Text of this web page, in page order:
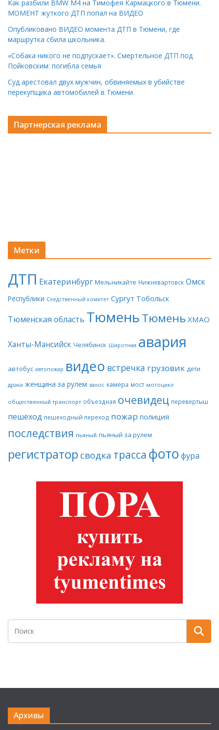
Как разбили BMW M4 на Тимофея Кармацкого в Тюмени.
МОМЕНТ жуткого ДТП попал на ВИДЕО
Опубликовано ВИДЕО момента ДТП в Тюмени, где
маршрутка сбила школьника.
«Собака никого не подпускает». Смертельное ДТП под
Пойковским: погибла семья
Суд арестовал двух мужчин, обвиняемых в убийстве
перекупщика автомобилей в Тюмени
Партнерская реклама
Метки
ДТП Екатеринбург Мельникайте Нижневартовск Омск
Республики Следственный комитет Сургут Тобольск
Тюменская область ТюменьТюмень ХМАО
Ханты-Мансийск Челябинск Широтная авария
автобус автопожар видео встречка грузовик дети
драка женщина за рулем занос камера мост мотоцикл
общественный транспорт объездная очевидец перевертыш
пешеход пешеходный переход пожар полиция
последствия пьяный пьяный за рулем
регистратор сводка трасса фото фура
Архивы